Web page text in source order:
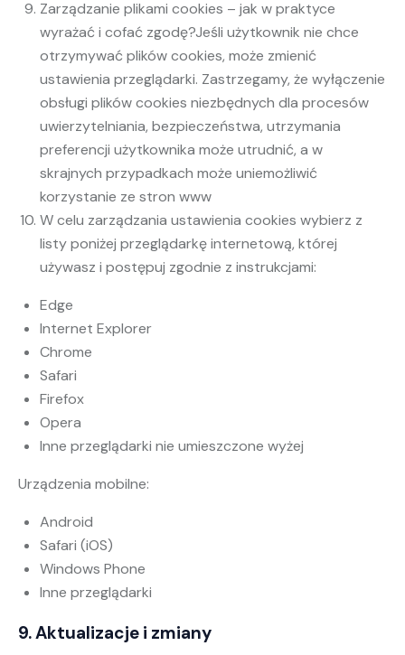
Zarządzanie plikami cookies – jak w praktyce
wyrażać i cofać zgodę?Jeśli użytkownik nie chce
otrzymywać plików cookies, może zmienić
ustawienia przeglądarki. Zastrzegamy, że wyłączenie
obsługi plików cookies niezbędnych dla procesów
uwierzytelniania, bezpieczeństwa, utrzymania
preferencji użytkownika może utrudnić, a w
skrajnych przypadkach może uniemożliwić
korzystanie ze stron www
W celu zarządzania ustawienia cookies wybierz z
listy poniżej przeglądarkę internetową, której
używasz i postępuj zgodnie z instrukcjami:
Edge
Internet Explorer
Chrome
Safari
Firefox
Opera
Inne przeglądarki nie umieszczone wyżej
Urządzenia mobilne:
Android
Safari (iOS)
Windows Phone
Inne przeglądarki
9. Aktualizacje i zmiany